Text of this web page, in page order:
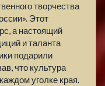
творчества
Этот
а настоящий
и таланта
подарили
что культура
уголке края.